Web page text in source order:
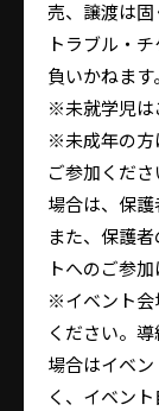
売、譲渡は
トラブル・
負いかねます。
※未就学児は
※未成年の方
ご参加くだ
場合は、保護
また、保護
トへのご参
※イベント会
ください。
場合はイベ
く、イベン